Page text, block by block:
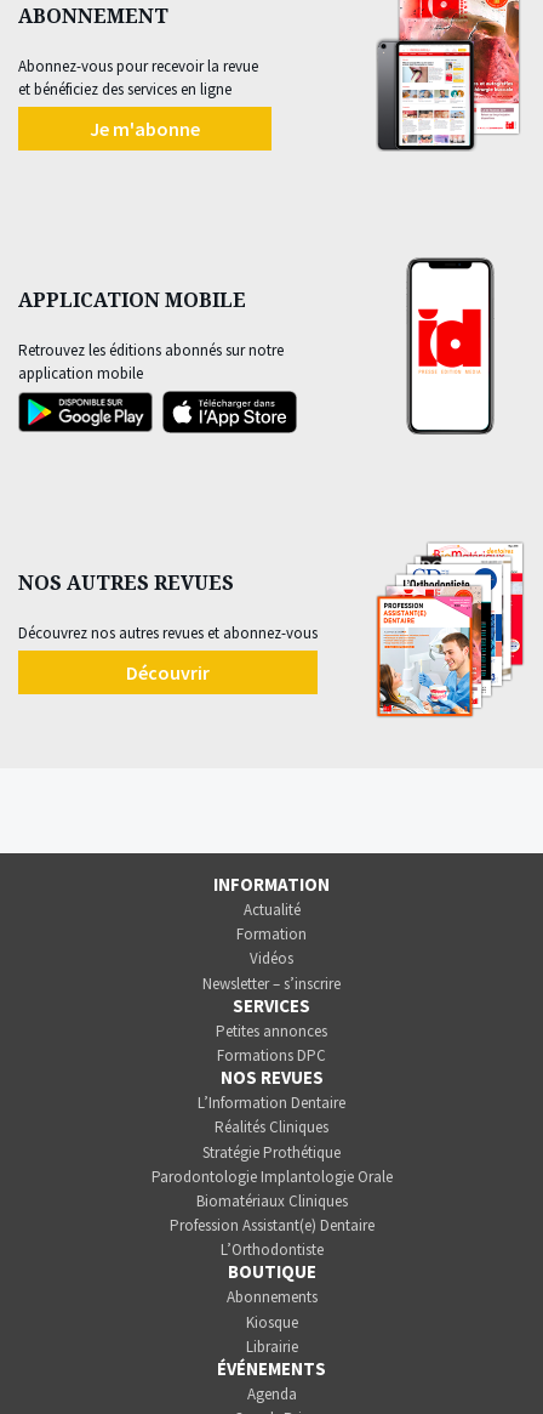
ABONNEMENT
Abonnez-vous pour recevoir la revue
et bénéficiez des services en ligne
Je m'abonne
APPLICATION MOBILE
Retrouvez les éditions abonnés sur notre
application mobile
NOS AUTRES REVUES
Découvrez nos autres revues et abonnez-vous
Découvrir
INFORMATION
Actualité
Formation
Vidéos
Newsletter – s’inscrire
SERVICES
Petites annonces
Formations DPC
NOS REVUES
L’Information Dentaire
Réalités Cliniques
Stratégie Prothétique
Parodontologie Implantologie Orale
Biomatériaux Cliniques
Profession Assistant(e) Dentaire
L’Orthodontiste
BOUTIQUE
Abonnements
Kiosque
Librairie
ÉVÉNEMENTS
Agenda